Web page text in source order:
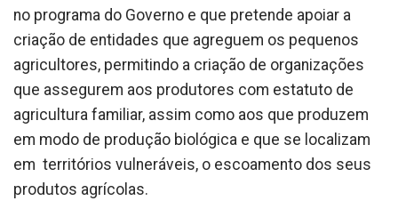
no programa do Governo e que pretende apoiar a
criação de entidades que agreguem os pequenos
agricultores, permitindo a criação de organizações
que assegurem aos produtores com estatuto de
agricultura familiar, assim como aos que produzem
em modo de produção biológica e que se localizam
em territórios vulneráveis, o escoamento dos seus
produtos agrícolas.